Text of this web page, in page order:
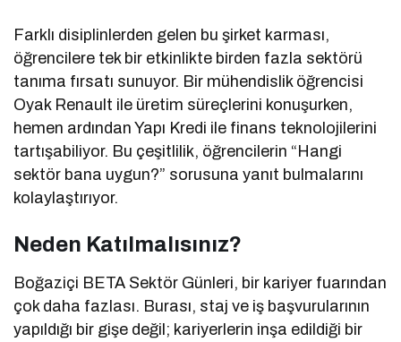
Farklı disiplinlerden gelen bu şirket karması,
öğrencilere tek bir etkinlikte birden fazla sektörü
tanıma fırsatı sunuyor. Bir mühendislik öğrencisi
Oyak Renault ile üretim süreçlerini konuşurken,
hemen ardından Yapı Kredi ile finans teknolojilerini
tartışabiliyor. Bu çeşitlilik, öğrencilerin “Hangi
sektör bana uygun?” sorusuna yanıt bulmalarını
kolaylaştırıyor.
Neden Katılmalısınız?
Boğaziçi BETA Sektör Günleri, bir kariyer fuarından
çok daha fazlası. Burası, staj ve iş başvurularının
yapıldığı bir gişe değil; kariyerlerin inşa edildiği bir